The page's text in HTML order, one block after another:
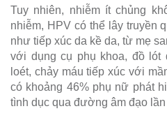
Tuy nhiên, nhiễm ít chủng
nhiễm, HPV có thể lây truyền
như tiếp xúc da kề da, từ mẹ
với dụng cụ phụ khoa, đồ lót
loét, chảy máu tiếp xúc với
có khoảng 46% phụ nữ phát
tình dục qua đường âm đạo lần